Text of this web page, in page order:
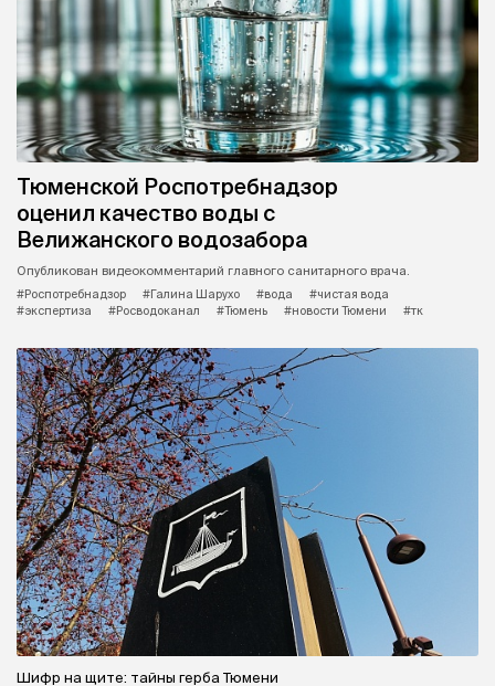
Тюменской Роспотребнадзор
оценил качество воды с
Велижанского водозабора
Опубликован видеокомментарий главного санитарного врача.
#Роспотребнадзор
#Галина Шарухо #вода
#чистая вода
#экспертиза
#Росводоканал #Тюмень #новости Тюмени #тк
Шифр на щите: тайны герба Тюмени